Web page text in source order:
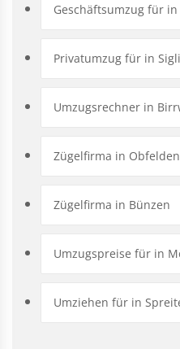
Geschäftsumzug für
Privatumzug für in
Umzugsrechner in
Zügelfirma in Obfelden
Zügelfirma in Bünzen
Umzugspreise für in
Umziehen für in